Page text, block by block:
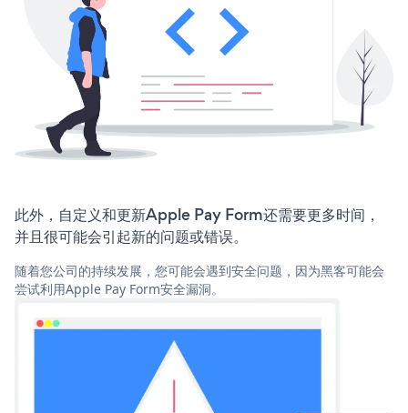
此外，自定义和更新Apple Pay Form还需要更多时间，
并且很可能会引起新的问题或错误。
随着您公司的持续发展，您可能会遇到安全问题，因为黑客可能会
尝试利用Apple Pay Form安全漏洞。